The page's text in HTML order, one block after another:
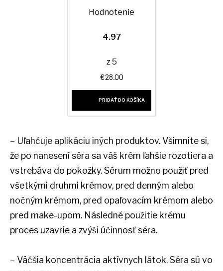
Hodnotenie
4.97
z 5
€28.00
PRIDAŤ DO KOŠÍKA
– Uľahčuje aplikáciu iných produktov. Všimnite si,
že po nanesení séra sa váš krém ľahšie rozotiera a
vstrebáva do pokožky. Sérum možno použiť pred
všetkými druhmi krémov, pred denným alebo
nočným krémom, pred opaľovacím krémom alebo
pred make-upom. Následné použitie krému
proces uzavrie a zvýši účinnosť séra.
– Väčšia koncentrácia aktívnych látok. Séra sú vo